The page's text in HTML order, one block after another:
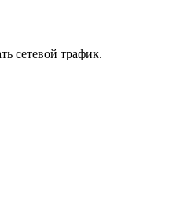
сетевой трафик.